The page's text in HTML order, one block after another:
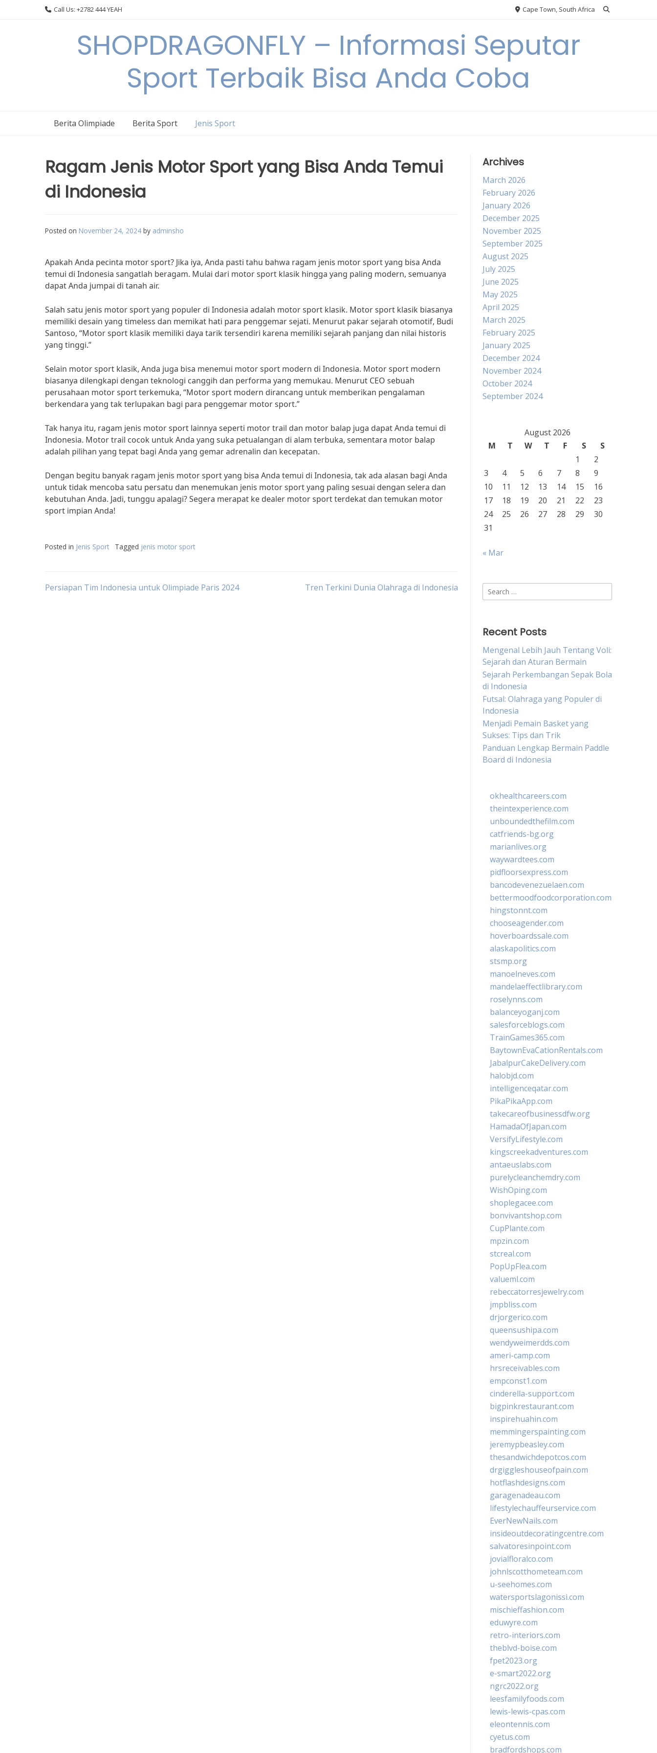
Call Us: +2782 444 YEAH Cape Town, South Africa
SHOPDRAGONFLY – Informasi Seputar
Sport Terbaik Bisa Anda Coba
Berita Olimpiade Berita Sport Jenis Sport
Ragam Jenis Motor Sport yang Bisa Anda Temui
di Indonesia
Posted on November 24, 2024 by adminsho
Apakah Anda pecinta motor sport? Jika iya, Anda pasti tahu bahwa ragam jenis motor sport yang bisa Anda
temui di Indonesia sangatlah beragam. Mulai dari motor sport klasik hingga yang paling modern, semuanya
dapat Anda jumpai di tanah air.
Salah satu jenis motor sport yang populer di Indonesia adalah motor sport klasik. Motor sport klasik biasanya
memiliki desain yang timeless dan memikat hati para penggemar sejati. Menurut pakar sejarah otomotif, Budi
Santoso, “Motor sport klasik memiliki daya tarik tersendiri karena memiliki sejarah panjang dan nilai historis
yang tinggi.”
Selain motor sport klasik, Anda juga bisa menemui motor sport modern di Indonesia. Motor sport modern
biasanya dilengkapi dengan teknologi canggih dan performa yang memukau. Menurut CEO sebuah
perusahaan motor sport terkemuka, “Motor sport modern dirancang untuk memberikan pengalaman
berkendara yang tak terlupakan bagi para penggemar motor sport.”
Tak hanya itu, ragam jenis motor sport lainnya seperti motor trail dan motor balap juga dapat Anda temui di
Indonesia. Motor trail cocok untuk Anda yang suka petualangan di alam terbuka, sementara motor balap
adalah pilihan yang tepat bagi Anda yang gemar adrenalin dan kecepatan.
Dengan begitu banyak ragam jenis motor sport yang bisa Anda temui di Indonesia, tak ada alasan bagi Anda
untuk tidak mencoba satu persatu dan menemukan jenis motor sport yang paling sesuai dengan selera dan
kebutuhan Anda. Jadi, tunggu apalagi? Segera merapat ke dealer motor sport terdekat dan temukan motor
sport impian Anda!
Posted in Jenis Sport Tagged jenis motor sport
Post
Persiapan Tim Indonesia untuk Olimpiade Paris 2024 Tren Terkini Dunia Olahraga di Indonesia
Archives
March 2026
February 2026
January 2026
December 2025
November 2025
September 2025
August 2025
July 2025
June 2025
May 2025
April 2025
March 2025
February 2025
January 2025
December 2024
November 2024
October 2024
September 2024
August 2026
M
T W T F S
S
1
2
3
4 5 6 7 8
9
10
11 12 13 14 15
16
17
18 19 20 21 22
23
24
25 26 27 28 29
30
31
« Mar
Search
for:
Recent Posts
Mengenal Lebih Jauh Tentang Voli:
Sejarah dan Aturan Bermain
Sejarah Perkembangan Sepak Bola
di Indonesia
Futsal: Olahraga yang Populer di
Indonesia
Menjadi Pemain Basket yang
Sukses: Tips dan Trik
Panduan Lengkap Bermain Paddle
Board di Indonesia
okhealthcareers.com
theintexperience.com
unboundedthefilm.com
catfriends-bg.org
marianlives.org
waywardtees.com
pidfloorsexpress.com
bancodevenezuelaen.com
bettermoodfoodcorporation.com
hingstonnt.com
chooseagender.com
hoverboardssale.com
alaskapolitics.com
stsmp.org
manoelneves.com
mandelaeffectlibrary.com
roselynns.com
balanceyoganj.com
salesforceblogs.com
TrainGames365.com
BaytownEvaCationRentals.com
JabalpurCakeDelivery.com
halobjd.com
intelligenceqatar.com
PikaPikaApp.com
takecareofbusinessdfw.org
HamadaOfJapan.com
VersifyLifestyle.com
kingscreekadventures.com
antaeuslabs.com
purelycleanchemdry.com
WishOping.com
shoplegacee.com
bonvivantshop.com
CupPlante.com
mpzin.com
stcreal.com
PopUpFlea.com
valueml.com
rebeccatorresjewelry.com
jmpbliss.com
drjorgerico.com
queensushipa.com
wendyweimerdds.com
ameri-camp.com
hrsreceivables.com
empconst1.com
cinderella-support.com
bigpinkrestaurant.com
inspirehuahin.com
memmingerspainting.com
jeremypbeasley.com
thesandwichdepotcos.com
drgiggleshouseofpain.com
hotflashdesigns.com
garagenadeau.com
lifestylechauffeurservice.com
EverNewNails.com
insideoutdecoratingcentre.com
salvatoresinpoint.com
jovialfloralco.com
johnlscotthometeam.com
u-seehomes.com
watersportslagonissi.com
mischieffashion.com
eduwyre.com
retro-interiors.com
theblvd-boise.com
fpet2023.org
e-smart2022.org
ngrc2022.org
leesfamilyfoods.com
lewis-lewis-cpas.com
eleontennis.com
cyetus.com
bradfordshops.com